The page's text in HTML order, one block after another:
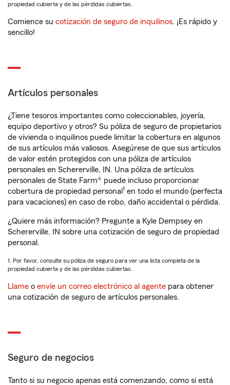
propiedad cubierta y de las pérdidas cubiertas.
Comience su cotización de seguro de inquilinos. ¡Es rápido y
sencillo!
Artículos personales
¿Tiene tesoros importantes como coleccionables, joyería,
equipo deportivo y otros? Su póliza de seguro de propietarios
de vivienda o inquilinos puede limitar la cobertura en algunos
de sus artículos más valiosos. Asegúrese de que sus artículos
de valor estén protegidos con una póliza de artículos
personales en Schererville, IN. Una póliza de artículos
personales de State Farm® puede incluso proporcionar
cobertura de propiedad personal 1 en todo el mundo (perfecta
para vacaciones) en caso de robo, daño accidental o pérdida.
¿Quiere más información? Pregunte a Kyle Dempsey en
Schererville, IN sobre una cotización de seguro de propiedad
personal.
1. Por favor, consulte su póliza de seguro para ver una lista completa de la
propiedad cubierta y de las pérdidas cubiertas.
Llame o envíe un correo electrónico al agente para obtener
una cotización de seguro de artículos personales.
Seguro de negocios
Tanto si su negocio apenas está comenzando, como si está